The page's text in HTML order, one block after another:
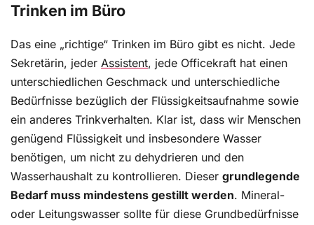
Trinken im Büro
Das eine „richtige“ Trinken im Büro gibt es nicht. Jede
Sekretärin, jeder Assistent, jede Officekraft hat einen
unterschiedlichen Geschmack und unterschiedliche
Bedürfnisse bezüglich der Flüssigkeitsaufnahme sowie
ein anderes Trinkverhalten. Klar ist, dass wir Menschen
genügend Flüssigkeit und insbesondere Wasser
benötigen, um nicht zu dehydrieren und den
Wasserhaushalt zu kontrollieren. Dieser grundlegende
Bedarf muss mindestens gestillt werden. Mineral-
oder Leitungswasser sollte für diese Grundbedürfnisse